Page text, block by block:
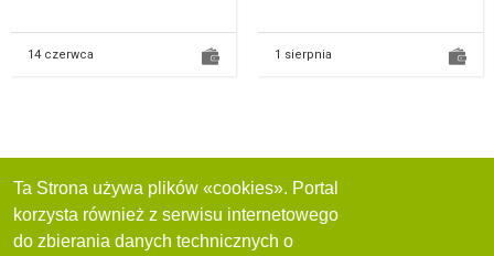
14 czerwca 1 sierpnia
Ta Strona używa plików «cookies». Portal
korzysta również z serwisu internetowego
do zbierania danych technicznych o